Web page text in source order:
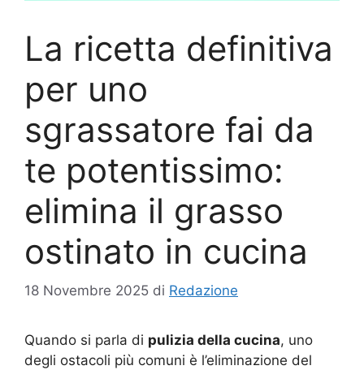
La ricetta definitiva
per uno
sgrassatore fai da
te potentissimo:
elimina il grasso
ostinato in cucina
18 Novembre 2025 di Redazione
Quando si parla di pulizia della cucina, uno
degli ostacoli più comuni è l’eliminazione del